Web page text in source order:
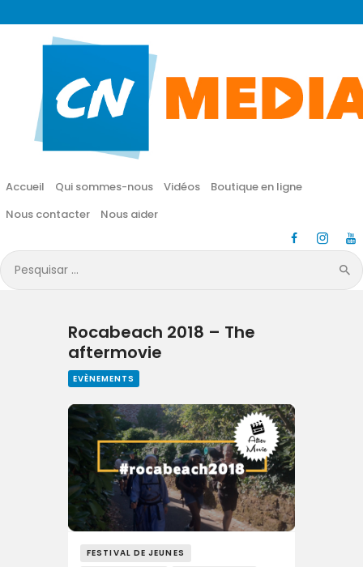
Accueil Qui sommes-nous Vidéos
Boutique en ligne
Nous contacter
Nous aider
Pesquisar
por:
CN MÉDIA
Une vie nouvelle en JESUS !
Accueil
Vidéos
Boutique en ligne
Nous aider
Rocabeach 2018 – The
aftermovie
EVÈNEMENTS
FESTIVAL DE JEUNES